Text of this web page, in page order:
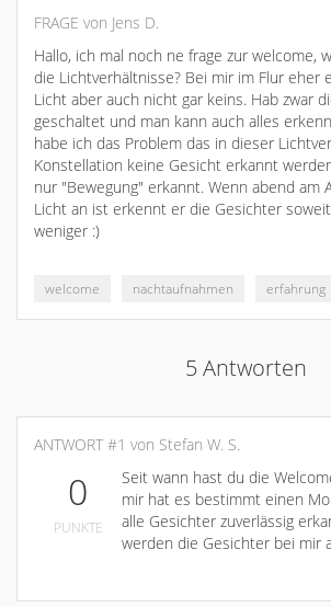
FRAGE von Jens D.
Hallo, ich mal noch ne frage zur welcome,
die Lichtverhältnisse? Bei mir im Flur eher
Licht aber auch nicht gar keins. Hab zwar
geschaltet und man kann auch alles
habe ich das Problem das in dieser
Konstellation keine Gesicht erkannt
nur "Bewegung" erkannt. Wenn abend am
Licht an ist erkennt er die Gesichter
weniger :)
welcome nachtaufnahmen erfahrung
5 Antworten
ANTWORT #1 von Stefan W. S.
0
PUNKTE
Seit wann hast du die
mir hat es bestimmt einen
alle Gesichter zuverlässig
werden die Gesichter bei mir